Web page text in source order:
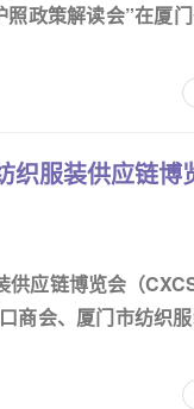
政策解读会”在厦
织服装供应链博
应链博览会（
会、厦门市纺织服